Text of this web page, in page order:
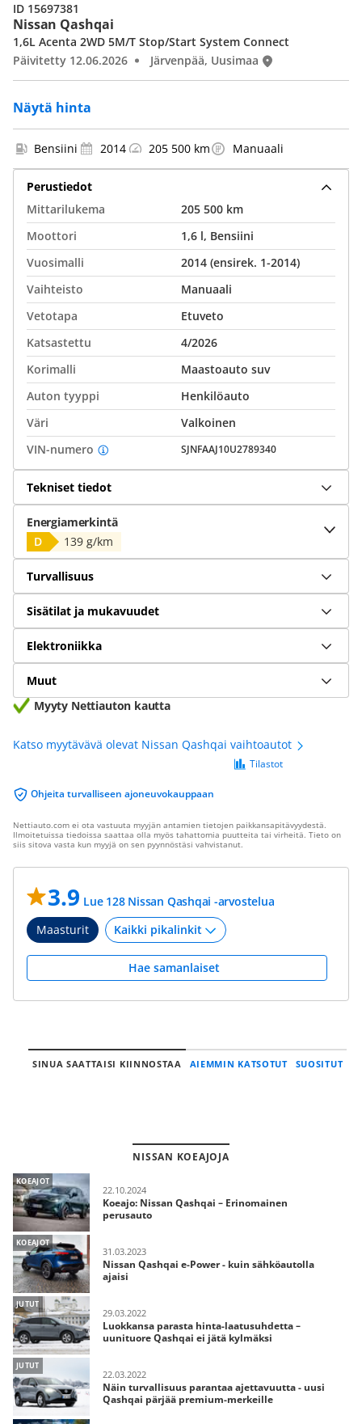
Nissan Qashqai
Näytä hinta
1,6L Acenta 2WD 5M/T Stop/Start System Connect
Päivitetty 12.06.2026
Järvenpää, Uusimaa
ID 15697381
Bensiini 2014 205 500 km Manuaali
Perustiedot
Mittarilukema
205 500 km
Moottori
1,6 l, Bensiini
Vuosimalli
2014 (ensirek. 1-2014)
Vaihteisto
Manuaali
Vetotapa
Etuveto
Katsastettu
4/2026
Korimalli
Maastoauto suv
Auton tyyppi
Henkilöauto
Väri
Valkoinen
VIN-numero
SJNFAAJ10U2789340
Tekniset tiedot
Energiamerkintä
D
139 g/km
Turvallisuus
Sisätilat ja mukavuudet
Elektroniikka
Muut
Myyty Nettiauton kautta
Katso myytävävä olevat Nissan Qashqai vaihtoautot
Ohjeita turvalliseen ajoneuvokauppaan
Tilastot
Nettiauto.com ei ota vastuuta myyjän antamien tietojen paikkansapitävyydestä.
Ilmoitetuissa tiedoissa saattaa olla myös tahattomia puutteita tai virheitä. Tieto on
siis sitova vasta kun myyjä on sen pyynnöstäsi vahvistanut.
3.9 Lue 128 Nissan Qashqai -arvostelua
Maasturit
Hae samanlaiset
SINUA SAATTAISI KIINNOSTAA AIEMMIN KATSOTUT SUOSITUT
NISSAN KOEAJOJA
KOEAJOT
22.10.2024
Koeajo: Nissan Qashqai – Erinomainen
perusauto
KOEAJOT
31.03.2023
Nissan Qashqai e-Power - kuin sähköautolla
ajaisi
JUTUT
29.03.2022
Luokkansa parasta hinta-laatusuhdetta –
uunituore Qashqai ei jätä kylmäksi
JUTUT
22.03.2022
Näin turvallisuus parantaa ajettavuutta - uusi
Qashqai pärjää premium-merkeille